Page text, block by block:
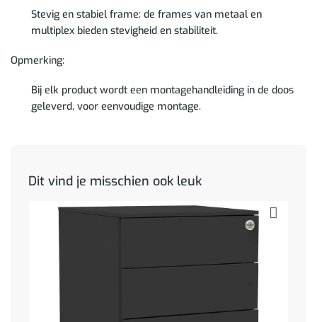
Stevig en stabiel frame: de frames van metaal en
multiplex bieden stevigheid en stabiliteit.
Opmerking:
Bij elk product wordt een montagehandleiding in de doos
geleverd, voor eenvoudige montage.
Dit vind je misschien ook leuk